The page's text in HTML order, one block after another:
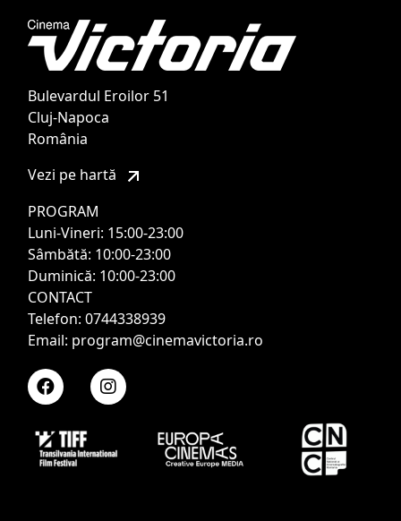
Bulevardul Eroilor 51
Cluj-Napoca
România
Vezi pe hartă
PROGRAM
Luni-Vineri: 15:00-23:00
Sâmbătă: 10:00-23:00
Duminică: 10:00-23:00
CONTACT
Telefon: 0744338939
Email: program@cinemavictoria.ro